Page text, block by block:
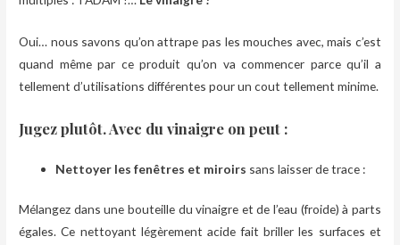
Oui… nous savons qu’on attrape pas les mouches avec, mais c’est
quand même par ce produit qu’on va commencer parce qu’il a
tellement d’utilisations différentes pour un cout tellement minime.
Jugez plutôt. Avec du vinaigre on peut :
Nettoyer les fenêtres et miroirs sans laisser de trace :
Mélangez dans une bouteille du vinaigre et de l’eau (froide) à parts
égales. Ce nettoyant légèrement acide fait briller les surfaces et